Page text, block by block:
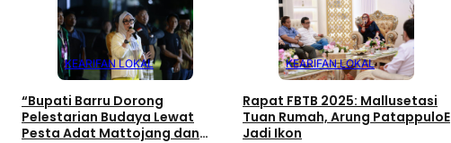
KEARIFAN LOKAL
“Bupati Barru Dorong
Pelestarian Budaya Lewat
Pesta Adat Mattojang dan
KEARIFAN LOKAL
Rapat FBTB 2025: Mallusetasi
Tuan Rumah, Arung PatappuloE
Jadi Ikon